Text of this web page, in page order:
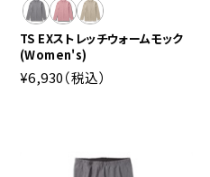
TS EXストレッチウォームモック
(Women's)
¥6,930（税込）